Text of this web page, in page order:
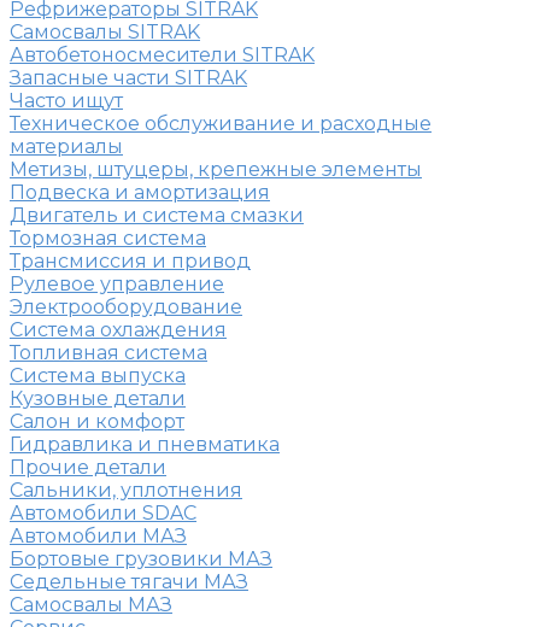
Рефрижераторы SITRAK
Самосвалы SITRAK
Автобетоносмесители SITRAK
Запасные части SITRAK
Часто ищут
Техническое обслуживание и расходные
материалы
Метизы, штуцеры, крепежные элементы
Подвеска и амортизация
Двигатель и система смазки
Тормозная система
Трансмиссия и привод
Рулевое управление
Электрооборудование
Система охлаждения
Топливная система
Система выпуска
Кузовные детали
Салон и комфорт
Гидравлика и пневматика
Прочие детали
Сальники, уплотнения
Автомобили SDAC
Автомобили МАЗ
Бортовые грузовики МАЗ
Седельные тягачи МАЗ
Самосвалы МАЗ